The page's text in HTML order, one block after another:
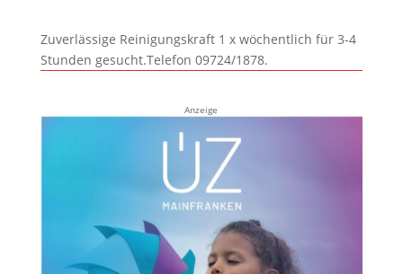
Zuverlässige Reinigungskraft 1 x wöchentlich für 3-4
Stunden gesucht.Telefon 09724/1878.
Anzeige